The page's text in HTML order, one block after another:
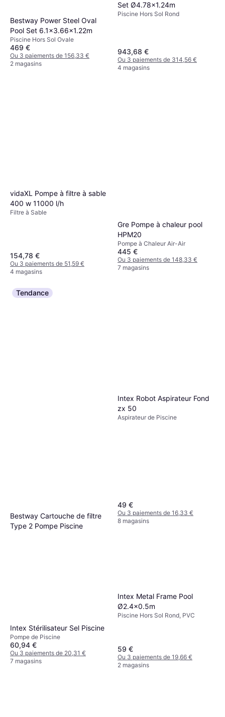
Bestway Power Steel Oval
Pool Set 6.1x3.66x1.22m
Piscine Hors Sol Ovale
469 €
Ou 3 paiements de 156,33 €
2 magasins
Set Ø4.78x1.24m
Piscine Hors Sol Rond
943,68 €
Ou 3 paiements de 314,56 €
4 magasins
vidaXL Pompe à filtre à sable
400 w 11000 l/h
Filtre à Sable
154,78 €
Ou 3 paiements de 51,59 €
4 magasins
Gre Pompe à chaleur pool
HPM20
Pompe à Chaleur Air-Air
445 €
Ou 3 paiements de 148,33 €
7 magasins
Tendance
Bestway Cartouche de filtre
Type 2 Pompe Piscine
Intex Robot Aspirateur Fond
zx 50
Aspirateur de Piscine
49 €
Ou 3 paiements de 16,33 €
8 magasins
Intex Stérilisateur Sel Piscine
Pompe de Piscine
60,94 €
Ou 3 paiements de 20,31 €
7 magasins
Intex Metal Frame Pool
Ø2.4x0.5m
Piscine Hors Sol Rond, PVC
59 €
Ou 3 paiements de 19,66 €
2 magasins